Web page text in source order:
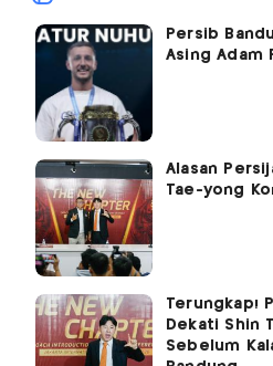
Persib
Asing Adam
Alasan
Tae-yong
Terungkap!
Dekati Shin
Sebelum